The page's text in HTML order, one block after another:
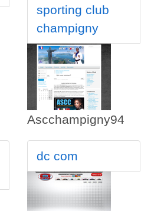
sporting club
champigny
Ascchampigny94
dc com